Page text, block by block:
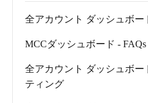
全アカウント ダッシュボー
MCCダッシュボード - FAQs
全アカウント ダッシュボー
ティング